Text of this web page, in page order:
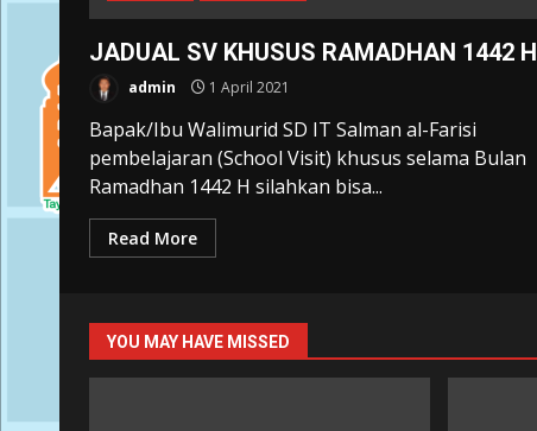
JADUAL SV KHUSUS RAMADHAN 1442 H
admin 1 April 2021
Bapak/Ibu Walimurid SD IT Salman al-Farisi
pembelajaran (School Visit) khusus selama Bulan
Ramadhan 1442 H silahkan bisa...
Read More
YOU MAY HAVE MISSED